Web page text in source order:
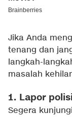
Jika Anda
tenang dan
langkah-
masalah
1. Lapor polisi
Segera